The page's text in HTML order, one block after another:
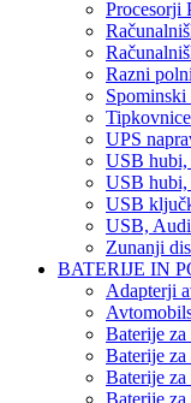
Procesorji
Razni
Tipkovnice
UPS
USB hubi,
USB hubi,
USB
USB,
Zunanji
BATERIJE IN
Adapterji
Baterije
Baterije za
Baterije za
Baterije